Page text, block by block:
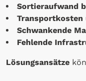
Sortieraufwand
Schwankende
Fehlende
Lösungsansätze